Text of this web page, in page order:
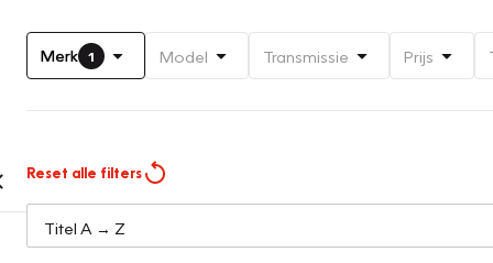
Merk 1 Model Transmissie Prijs
Reset alle filters